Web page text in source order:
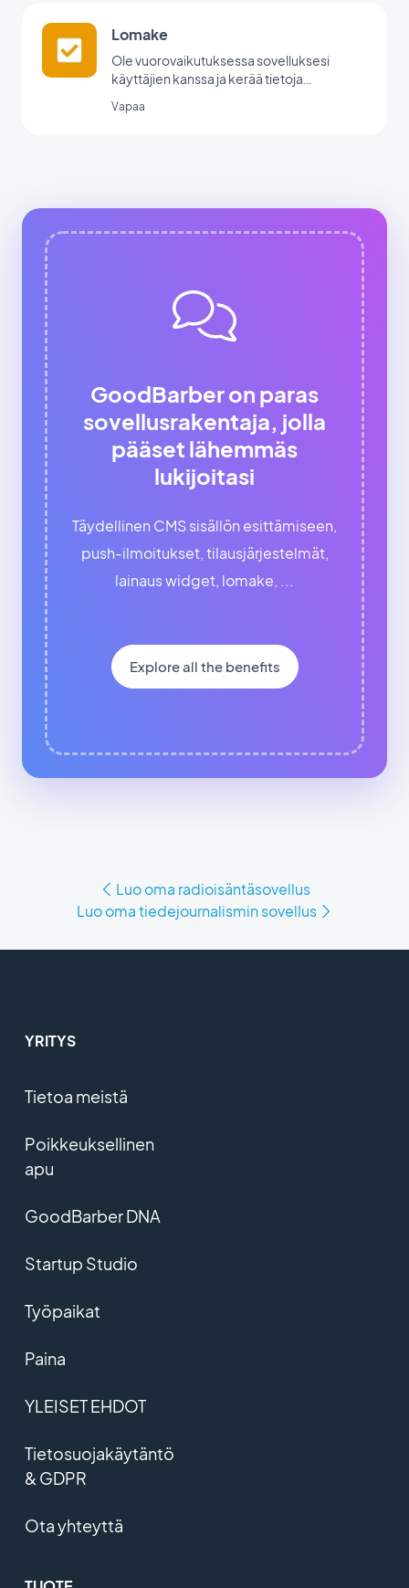
Lomake
Ole vuorovaikutuksessa sovelluksesi
käyttäjien kanssa ja kerää tietoja
Vapaa
GoodBarber on paras
sovellusrakentaja, jolla
pääset lähemmäs
lukijoitasi
Täydellinen CMS sisällön esittämiseen,
push-ilmoitukset, tilausjärjestelmät,
lainaus widget, lomake, ...
Explore all the benefits
Luo oma radioisäntäsovellus
Luo oma tiedejournalismin sovellus
YRITYS
Tietoa meistä
Poikkeuksellinen
apu
GoodBarber DNA
Startup Studio
Työpaikat
Paina
YLEISET EHDOT
Tietosuojakäytäntö
& GDPR
Ota yhteyttä